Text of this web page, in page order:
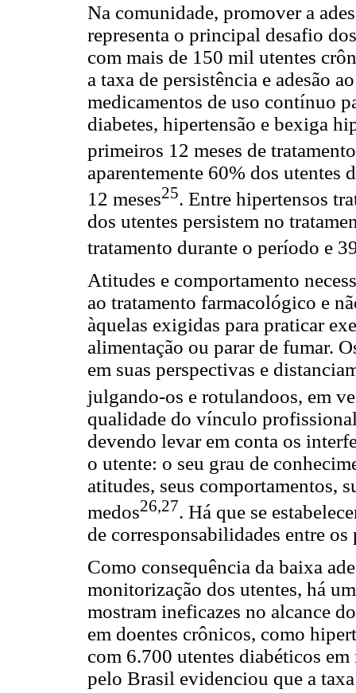
Na comunidade, promover a
representa o principal desafio
com mais de 150 mil utentes
a taxa de persistência e adesão
medicamentos de uso contínuo
diabetes, hipertensão e bexiga
primeiros 12 meses de tratamento
aparentemente 60% dos utentes
12 meses25. Entre hipertensos
dos utentes persistem no
tratamento durante o período e
Atitudes e comportamento
ao tratamento farmacológico e
àquelas exigidas para praticar
alimentação ou parar de fumar.
em suas perspectivas e
julgando-os e rotulando­os, em
qualidade do vínculo
devendo levar em conta os
o utente: o seu grau de
atitudes, seus comportamentos,
medos26,27. Há que se
de corresponsabilidades entre
Como consequência da baixa
monitorização dos utentes, há
mostram ineficazes no alcance
em doentes crônicos, como
com 6.700 utentes diabéticos
pelo Brasil evidenciou que a